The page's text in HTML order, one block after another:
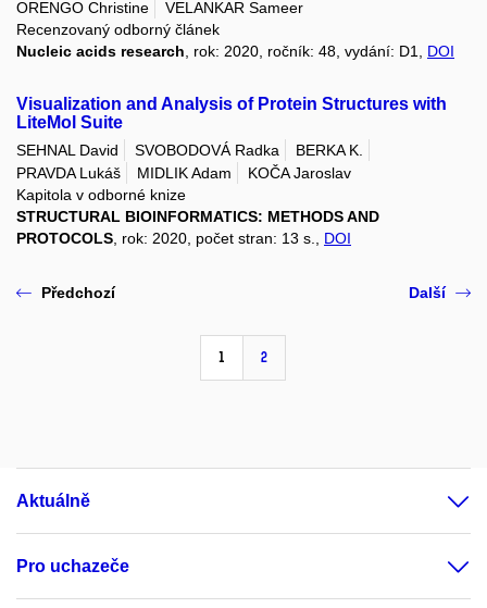
ORENGO Christine
VELANKAR Sameer
Recenzovaný odborný článek
Nucleic acids research, rok: 2020, ročník: 48, vydání: D1, DOI
Visualization and Analysis of Protein Structures with
LiteMol Suite
SEHNAL David SVOBODOVÁ Radka
BERKA K.
PRAVDA Lukáš
MIDLIK Adam
KOČA Jaroslav
Kapitola v odborné knize
STRUCTURAL BIOINFORMATICS: METHODS AND
PROTOCOLS , rok: 2020, počet stran: 13 s., DOI
Předchozí
1 2
Další
Aktuálně
Pro uchazeče